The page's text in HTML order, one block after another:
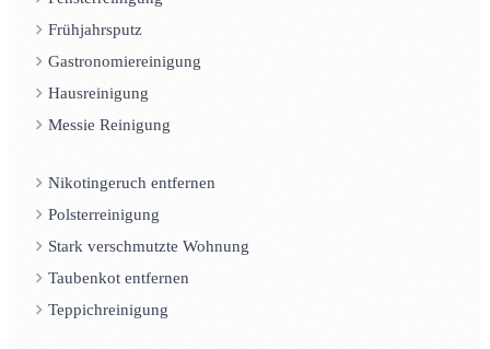
Frühjahrsputz
Gastronomiereinigung
Hausreinigung
Messie Reinigung
Nikotingeruch entfernen
Polsterreinigung
Stark verschmutzte Wohnung
Taubenkot entfernen
Teppichreinigung